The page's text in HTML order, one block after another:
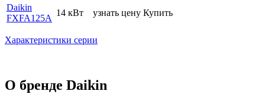
Daikin
FXFA125A
14 кВт узнать цену Купить
Характеристики серии
О бренде Daikin